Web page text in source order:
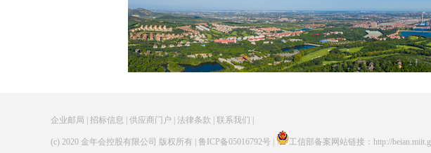
企业邮局 | 招标信息 | 供应商门户 | 法律条款 联系我们
(c) 2020 金年会控股有限公司 版权所有 | 鲁ICP备05016792号 | 工信部备案网站链接：http://